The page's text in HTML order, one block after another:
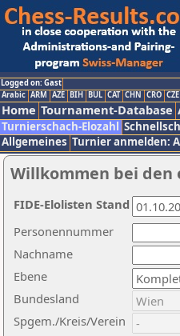
Logged on: Gast
Arabic ARM AZE BIH BUL CAT CHN CRO CZE
Home Tournament-Database
Turnierschach-Elozahl
Allgemeines Turnier anmelden:
Willkommen bei den
Nachname
Ebene
Personennummer
Bundesland
Spgem./Kreis/Verein
FIDE-Elolisten Stand